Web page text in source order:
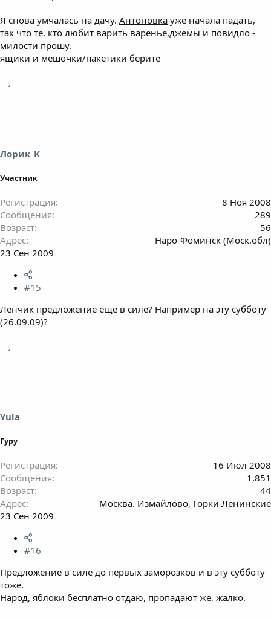
Я снова умчалась на дачу. Антоновка уже начала падать,
так что те, кто любит варить варенье,джемы и повидло -
милости прошу.
ящики и мешочки/пакетики берите
Лорик_К
Участник
Регистрация
8 Ноя 2008
Сообщения
289
Возраст
56
Адрес
Наро-Фоминск (Моск.обл)
23 Сен 2009
#15
Ленчик предложение еще в силе? Например на эту субботу
(26.09.09)?
Yula
Гуру
Регистрация
16 Июл 2008
Сообщения
1,851
Возраст
44
Адрес
Москва. Измайлово, Горки Ленинские
23 Сен 2009
#16
Предложение в силе до первых заморозков и в эту субботу
тоже.
Народ, яблоки бесплатно отдаю, пропадают же, жалко.